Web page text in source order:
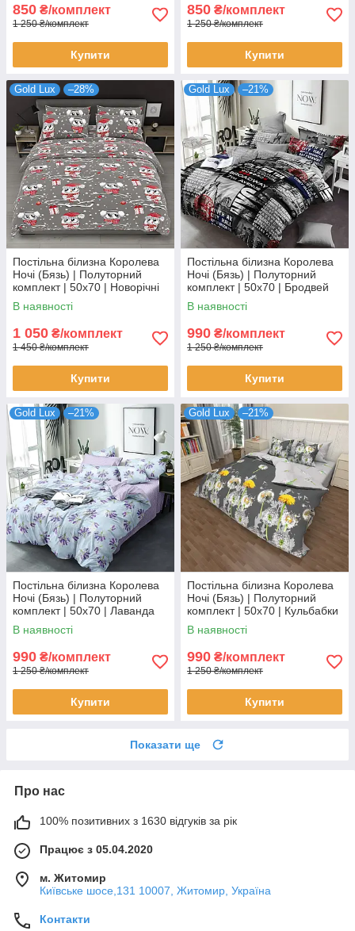
850 ₴/комплект
1 250 ₴/комплект
Купити
850 ₴/комплект
1 250 ₴/комплект
Купити
Gold Lux –28%
Постільна білизна Королева
Ночі (Бязь) | Полуторний
комплект | 50х70 | Новорічні
сови на сірому
В наявності
1 050 ₴/комплект
1 450 ₴/комплект
Купити
Gold Lux –21%
Постільна білизна Королева
Ночі (Бязь) | Полуторний
комплект | 50х70 | Бродвей
В наявності
990 ₴/комплект
1 250 ₴/комплект
Купити
Gold Lux –21%
Постільна білизна Королева
Ночі (Бязь) | Полуторний
комплект | 50х70 | Лаванда
на блакитному
В наявності
990 ₴/комплект
1 250 ₴/комплект
Купити
Gold Lux –21%
Постільна білизна Королева
Ночі (Бязь) | Полуторний
комплект | 50х70 | Кульбабки
на сірому
В наявності
990 ₴/комплект
1 250 ₴/комплект
Купити
Показати ще
Про нас
100% позитивних з 1630 відгуків за рік
Працює з 05.04.2020
м. Житомир
Київське шосе,131 10007, Житомир, Україна
Контакти